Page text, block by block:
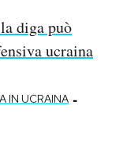
diga può
ucraina
IN UCRAINA -